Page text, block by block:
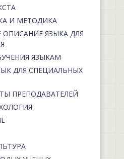
И МЕТОДИКА
ОПИСАНИЕ ЯЗЫКА ДЛЯ
ЯЗЫКАМ
ДЛЯ СПЕЦИАЛЬНЫХ
ПРЕПОДАВАТЕЛЕЙ